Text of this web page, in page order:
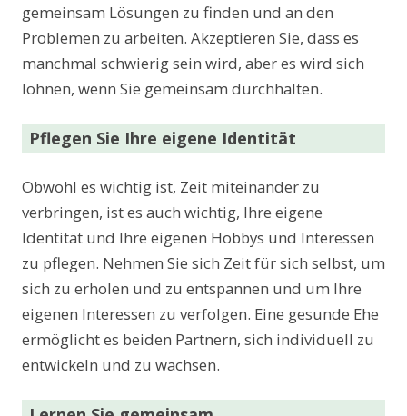
gemeinsam Lösungen zu finden und an den
Problemen zu arbeiten. Akzeptieren Sie, dass es
manchmal schwierig sein wird, aber es wird sich
lohnen, wenn Sie gemeinsam durchhalten.
Pflegen Sie Ihre eigene Identität
Obwohl es wichtig ist, Zeit miteinander zu
verbringen, ist es auch wichtig, Ihre eigene
Identität und Ihre eigenen Hobbys und Interessen
zu pflegen. Nehmen Sie sich Zeit für sich selbst, um
sich zu erholen und zu entspannen und um Ihre
eigenen Interessen zu verfolgen. Eine gesunde Ehe
ermöglicht es beiden Partnern, sich individuell zu
entwickeln und zu wachsen.